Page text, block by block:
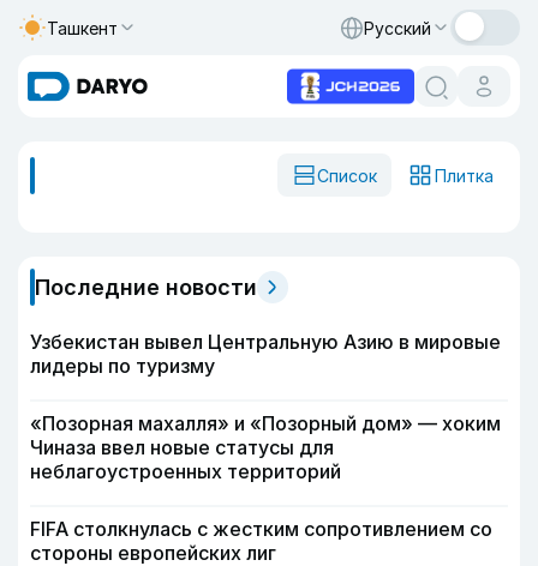
Ташкент Русский
Список Плитка
Последние новости
Узбекистан вывел Центральную Азию в мировые
лидеры по туризму
«Позорная махалля» и «Позорный дом» — хоким
Чиназа ввел новые статусы для
неблагоустроенных территорий
FIFA столкнулась с жестким сопротивлением со
стороны европейских лиг